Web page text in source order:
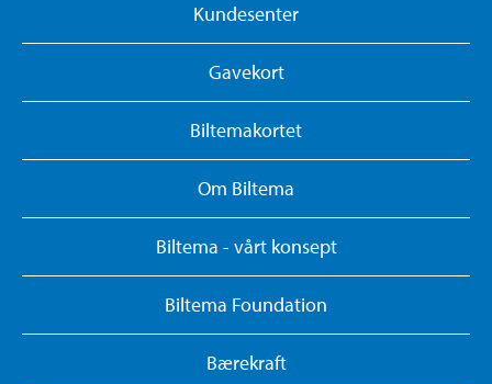
Kundesenter
Gavekort
Biltemakortet
Om Biltema
Biltema - vårt konsept
Biltema Foundation
Bærekraft